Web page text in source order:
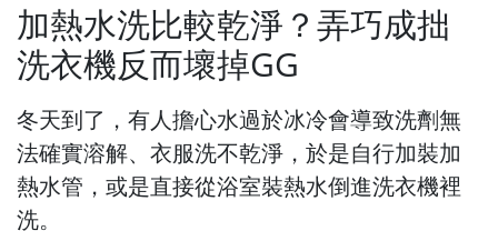
加熱水洗比較乾淨？弄巧成拙
洗衣機反而壞掉GG
冬天到了，有人擔心水過於冰冷會導致洗劑無
法確實溶解、衣服洗不乾淨，於是自行加裝加
熱水管，或是直接從浴室裝熱水倒進洗衣機裡
洗。